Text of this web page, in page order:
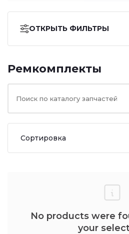
ОТКРЫТЬ ФИЛЬТРЫ
Ремкомплекты
No products were
your